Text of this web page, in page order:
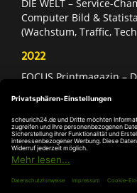
DIE WELT – Service-
Computer Bild &
(Wachstum, Traffic,
2022
FOCUS Printmagazin –
Deutschland Test –
FOCUS Money –
DIE WELT – Service-
DIE WELT –
Antriebe)